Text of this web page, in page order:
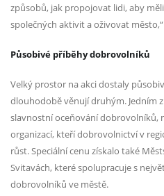
způsobů, jak propojovat lidi, aby
společných aktivit a oživovat
Působivé příběhy dobrovolníků
Velký prostor na akci dostaly
dlouhodobě věnují druhým. Jedním
slavnostní oceňování dobrovolníků,
organizací, kteří dobrovolnictví v
růst. Speciální cenu získalo také
Svitavách, které spolupracuje s
dobrovolníků ve městě.